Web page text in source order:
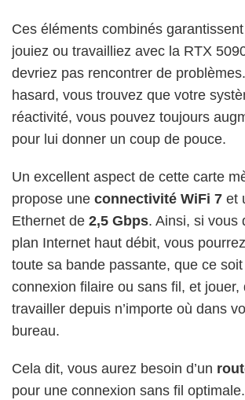
Ces éléments combinés
jouiez ou travailliez avec la RTX
devriez pas rencontrer de
hasard, vous trouvez que votre
réactivité, vous pouvez toujours
pour lui donner un coup de pouce.
Un excellent aspect de cette carte
propose une connectivité WiFi 7 et
Ethernet de 2,5 Gbps. Ainsi, si vous
plan Internet haut débit, vous
toute sa bande passante, que ce
connexion filaire ou sans fil, et jouer,
travailler depuis n’importe où dans
bureau.
Cela dit, vous aurez besoin d’un
pour une connexion sans fil